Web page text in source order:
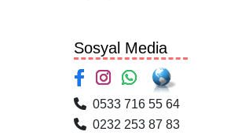
Sosyal Media
0533 716 55 64
0232 253 87 83